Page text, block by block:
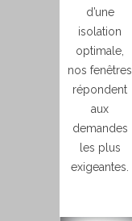
d’une
isolation
optimale,
nos fenêtres
répondent
aux
demandes
les plus
exigeantes.